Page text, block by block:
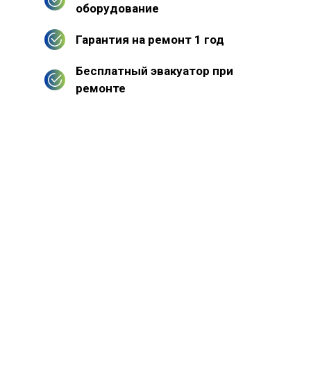
оборудование
Гарантия на ремонт 1 год
Бесплатный эвакуатор при
ремонте